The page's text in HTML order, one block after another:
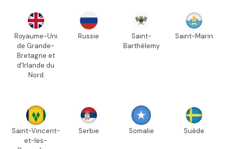
Royaume-Uni
de Grande-
Bretagne et
d'Irlande du
Nord
Russie
Saint-
Barthélemy
Saint-Marin
Saint-Vincent-
et-les-
Serbie Somalie Suède